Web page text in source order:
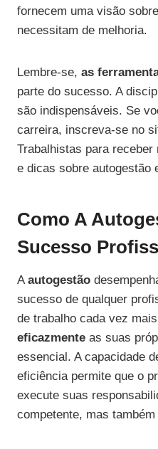
fornecem uma visão
necessitam de melhoria.
Lembre-se, as
parte do sucesso. A
são indispensáveis. Se
carreira, inscreva-se no
Trabalhistas para
e dicas sobre autogestão
Como A
Sucesso
Aautogestão
sucesso de qualquer
de trabalho cada vez
eficazmente as suas
essencial. A capacidade
eficiência permite que o
execute suas
competente, mas também